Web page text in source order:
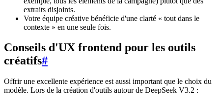
extraits disjoints.
Votre équipe créative bénéficie d'une clarté « tout dans le
contexte » en une seule fois.
Conseils d'UX frontend pour les outils
créatifs#
Offrir une excellente expérience est aussi important que le choix du
modèle. Lors de la création d'outils autour de DeepSeek V3.2 :